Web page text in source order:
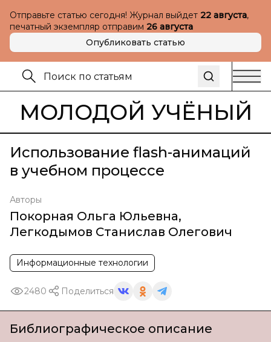
Отправьте статью сегодня! Журнал выйдет 22 августа,
печатный экземпляр отправим 26 августа
Опубликовать статью
МОЛОДОЙ УЧЁНЫЙ
Использование flash-анимаций
в учебном процессе
Авторы
Покорная Ольга Юльевна,
Легкодымов Станислав Олегович
Информационные технологии
2480 Поделиться
Библиографическое описание